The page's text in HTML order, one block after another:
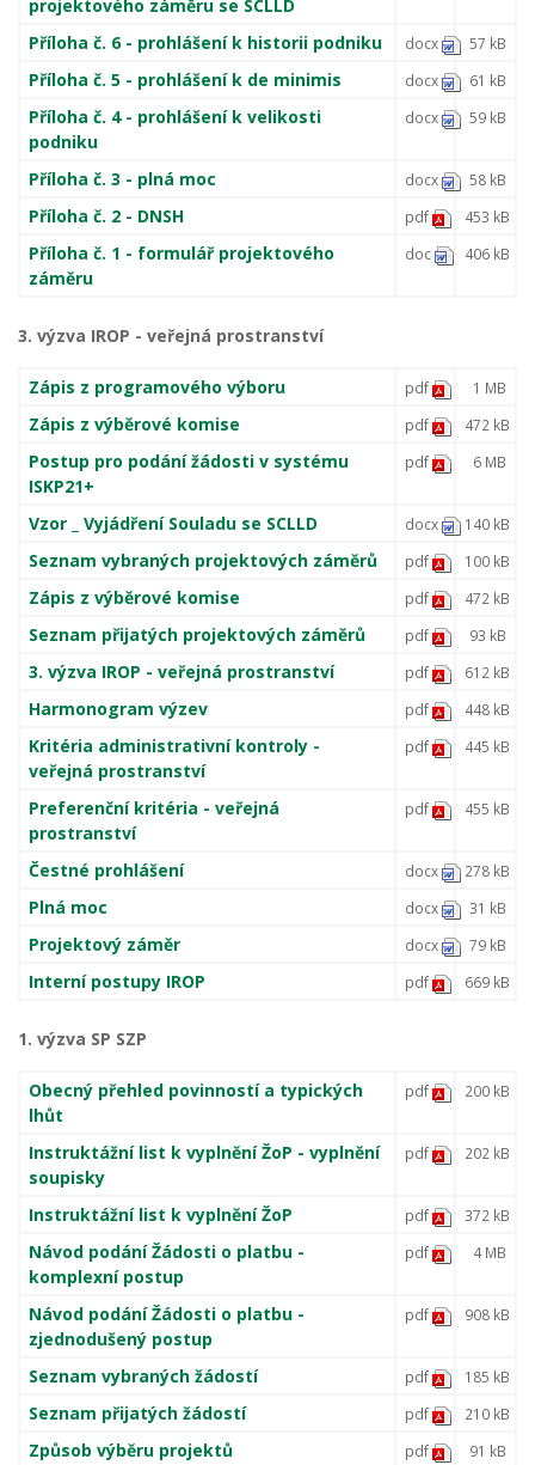
projektového záměru se SCLLD
Příloha č. 6 - prohlášení k historii podniku
docx 57 kB
Příloha č. 5 - prohlášení k de minimis docx 61 kB
Příloha č. 4 - prohlášení k velikosti
podniku
docx 59 kB
Příloha č. 3 - plná moc docx 58 kB
Příloha č. 2 - DNSH pdf 453 kB
Příloha č. 1 - formulář projektového
záměru
doc 406 kB
3. výzva IROP - veřejná prostranství
Zápis z programového výboru pdf 1 MB
Zápis z výběrové komise pdf 472 kB
Postup pro podání žádosti v systému
ISKP21+
pdf 6 MB
Vzor _ Vyjádření Souladu se SCLLD docx 140 kB
Seznam vybraných projektových záměrů pdf 100 kB
Zápis z výběrové komise pdf 472 kB
Seznam přijatých projektových záměrů pdf 93 kB
3. výzva IROP - veřejná prostranství pdf 612 kB
Harmonogram výzev pdf 448 kB
Kritéria administrativní kontroly -
veřejná prostranství
pdf 445 kB
Preferenční kritéria - veřejná
prostranství
pdf 455 kB
Čestné prohlášení docx 278 kB
Plná moc docx 31 kB
Projektový záměr docx 79 kB
Interní postupy IROP pdf 669 kB
1. výzva SP SZP
Obecný přehled povinností a typických
lhůt
pdf 200 kB
Instruktážní list k vyplnění ŽoP - vyplnění
soupisky
pdf 202 kB
Instruktážní list k vyplnění ŽoP pdf 372 kB
Návod podání Žádosti o platbu -
komplexní postup
pdf 4 MB
Návod podání Žádosti o platbu -
zjednodušený postup
pdf 908 kB
Seznam vybraných žádostí pdf 185 kB
Seznam přijatých žádostí pdf 210 kB
Způsob výběru projektů pdf 91 kB